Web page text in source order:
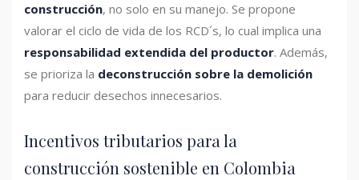
construcción, no solo en su manejo. Se propone
valorar el ciclo de vida de los RCD´s, lo cual implica una
responsabilidad extendida del productor. Además,
se prioriza la deconstrucción sobre la demolición
para reducir desechos innecesarios.
Incentivos tributarios para la
construcción sostenible en Colombia